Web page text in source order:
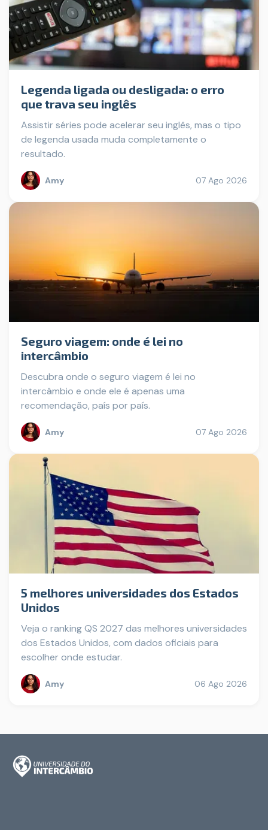
Legenda ligada ou desligada: o erro
que trava seu inglês
Assistir séries pode acelerar seu inglês, mas o tipo
de legenda usada muda completamente o
resultado.
Amy 07 Ago 2026
Seguro viagem: onde é lei no
intercâmbio
Descubra onde o seguro viagem é lei no
intercâmbio e onde ele é apenas uma
recomendação, país por país.
Amy 07 Ago 2026
5 melhores universidades dos Estados
Unidos
Veja o ranking QS 2027 das melhores universidades
dos Estados Unidos, com dados oficiais para
escolher onde estudar.
Amy 06 Ago 2026